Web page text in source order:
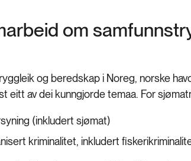
om
og beredskap i Noreg, norske
eitt av dei kunngjorde temaa. For
(inkludert sjømat)
kriminalitet, inkludert